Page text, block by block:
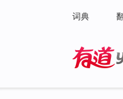
词典